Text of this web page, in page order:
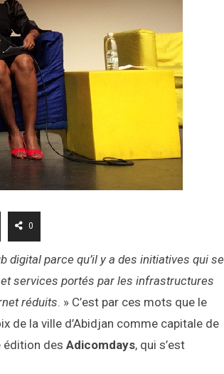
0
digital parce qu’il y a des initiatives qui se
services portés par les infrastructures
réduits. » C’est par ces mots que le
de la ville d’Abidjan comme capitale de
édition des Adicomdays, qui s’est